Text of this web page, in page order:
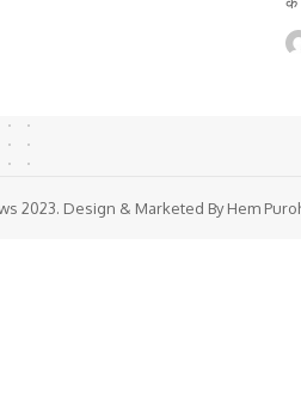
2023. Design & Marketed By Hem